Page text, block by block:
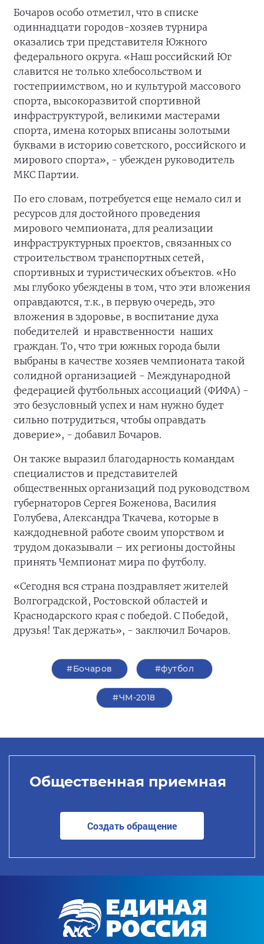
Бочаров особо отметил, что в списке
одиннадцати городов-хозяев турнира
оказались три представителя Южного
федерального округа. «Наш российский Юг
славится не только хлебосольством и
гостеприимством, но и культурой массового
спорта, высокоразвитой спортивной
инфраструктурой, великими мастерами
спорта, имена которых вписаны золотыми
буквами в историю советского, российского и
мирового спорта», - убежден руководитель
МКС Партии.
По его словам, потребуется еще немало сил и
ресурсов для достойного проведения
мирового чемпионата, для реализации
инфраструктурных проектов, связанных со
строительством транспортных сетей,
спортивных и туристических объектов. «Но
мы глубоко убеждены в том, что эти вложения
оправдаются, т.к., в первую очередь, это
вложения в здоровье, в воспитание духа
победителей и нравственности наших
граждан. То, что три южных города были
выбраны в качестве хозяев чемпионата такой
солидной организацией - Международной
федерацией футбольных ассоциаций (ФИФА) -
это безусловный успех и нам нужно будет
сильно потрудиться, чтобы оправдать
доверие», - добавил Бочаров.
Он также выразил благодарность командам
специалистов и представителей
общественных организаций под руководством
губернаторов Сергея Боженова, Василия
Голубева, Александра Ткачева, которые в
каждодневной работе своим упорством и
трудом доказывали – их регионы достойны
принять Чемпионат мира по футболу.
«Сегодня вся страна поздравляет жителей
Волгоградской, Ростовской областей и
Краснодарского края с победой. С Победой,
друзья! Так держать», - заключил Бочаров.
#Бочаров #футбол
#ЧМ-2018
Общественная приемная
Создать обращение